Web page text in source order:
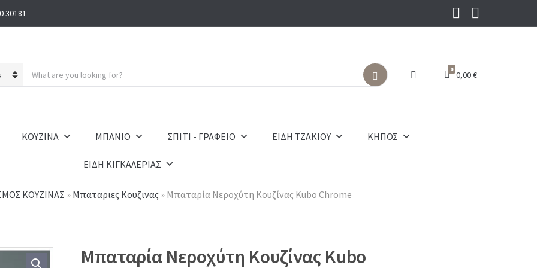
30181
p
c
t
S
h
0 0,00€
ΚΟΥΖΙΝΑ ΜΠΑΝΙΟ ΣΠΙΤΙ - ΓΡΑΦΕΙΟ ΕΙΔΗ ΤΖΑΚΙΟΥ ΚΗΠΟΣ
ΕΙΔΗ ΚΙΓΚΑΛΕΡΙΑΣ
ΚΟΥΖΙΝΑΣ » Μπαταριες Κουζινας » Μπαταρία Νεροχύτη Κουζίνας Kubo Chrome
Μπαταρία Νεροχύτη Κουζίνας Kubo